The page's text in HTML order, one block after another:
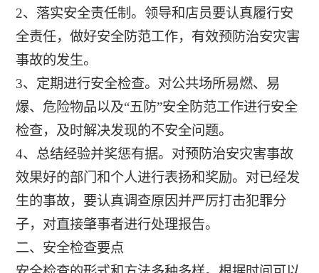
2、落实安全责任制。领导和店员要认真履行安
全责任，做好安全防范工作，有效预防治安灾害
事故的发生。
3、定期进行安全检查。对公共场所易燃、易
爆、危险物品以及“五防”安全防范工作进行安全
检查，及时解决发现的不安全问题。
4、总结经验并奖惩有据。对预防治安灾害事故
效果好的部门和个人进行表扬和奖励。对已经发
生的事故，要认真调查原因并严厉打击犯罪分
子，对直接肇事者进行处理报告。
二、安全检查要点